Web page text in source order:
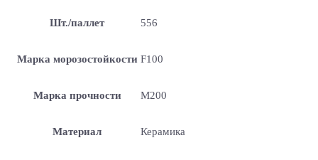
Шт./паллет 556
Марка морозостойкости F100
Марка прочности М200
Материал Керамика